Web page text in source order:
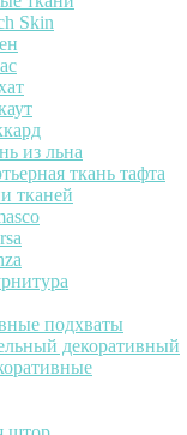
Skin
из льна
ткань тафта
тканей
подхваты
декоративный